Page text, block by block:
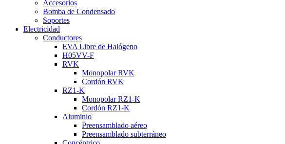
Accesorios
Bomba de Condensado
Soportes
Electricidad
Conductores
EVA Libre de Halógeno
H05VV-F
RVK
Monopolar RVK
Cordón RVK
RZ1-K
Monopolar RZ1-K
Cordón RZ1-K
Aluminio
Preensamblado aéreo
Preensamblado subterráneo